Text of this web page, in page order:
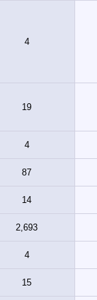
4
19
4
87
14
2,693
4
15